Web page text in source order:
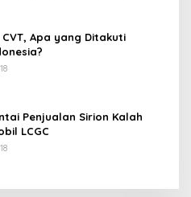
CVT, Apa yang Ditakuti
Penjualan Sirion Kalah
LCGC